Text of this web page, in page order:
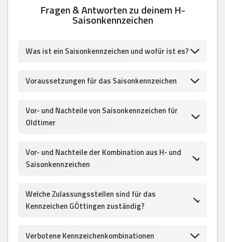
Fragen & Antworten zu deinem H-
Saisonkennzeichen
Was ist ein Saisonkennzeichen und wofür ist es?
Voraussetzungen für das Saisonkennzeichen
Vor- und Nachteile von Saisonkennzeichen für
Oldtimer
Vor- und Nachteile der Kombination aus H- und
Saisonkennzeichen
Welche Zulassungsstellen sind für das
Kennzeichen GÖttingen zuständig?
Verbotene Kennzeichenkombinationen